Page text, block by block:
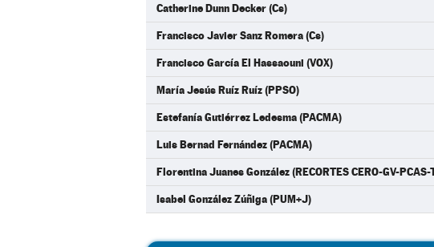
Catherine Dunn Decker (Cs)
Francisco Javier Sanz Romera (Cs)
Francisco García El Hassaouni (VOX)
María Jesús Ruíz Ruíz (PPSO)
Estefanía Gutiérrez Ledesma (PACMA)
Luis Bernad Fernández (PACMA)
Florentina Juanes González (RECORTES CERO-GV-PCAS-
Isabel González Zúñiga (PUM+J)